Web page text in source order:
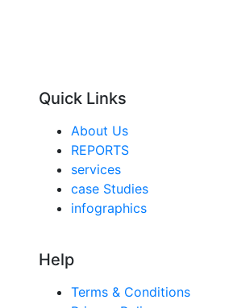
Quick Links
About Us
REPORTS
services
case Studies
infographics
Help
Terms & Conditions